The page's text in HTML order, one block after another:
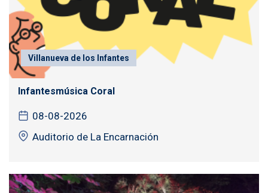
Villanueva de los Infantes
Infantesmúsica Coral
08-08-2026
Auditorio de La Encarnación